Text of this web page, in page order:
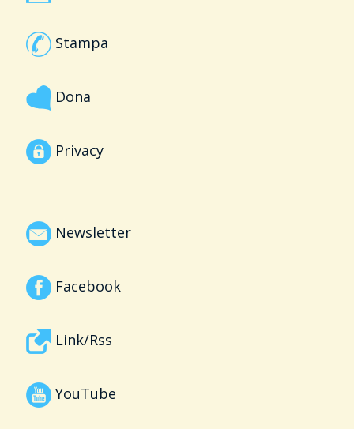
Stampa
Dona
Privacy
Newsletter
Facebook
Link/Rss
YouTube